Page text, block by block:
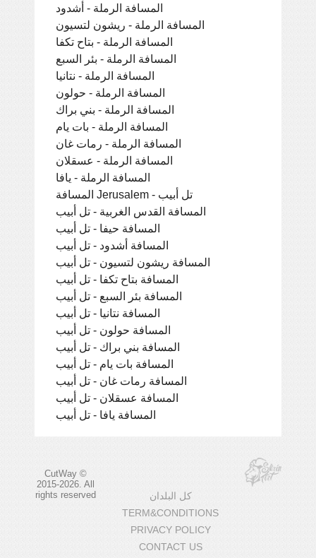
المسافة الرملة - أشدود
المسافة الرملة - ريشون لتسيون
المسافة الرملة - بتاح تكفا
المسافة الرملة - بئر السبع
المسافة الرملة - نتانيا
المسافة الرملة - حولون
المسافة الرملة - بني براك
المسافة الرملة - بات يام
المسافة الرملة - رمات غان
المسافة الرملة - عسقلان
المسافة الرملة - يافا
المسافة Jerusalem - تل أبيب
المسافة القدس الغربية - تل أبيب
المسافة حيفا - تل أبيب
المسافة أشدود - تل أبيب
المسافة ريشون لتسيون - تل أبيب
المسافة بتاح تكفا - تل أبيب
المسافة بئر السبع - تل أبيب
المسافة نتانيا - تل أبيب
المسافة حولون - تل أبيب
المسافة بني براك - تل أبيب
المسافة بات يام - تل أبيب
المسافة رمات غان - تل أبيب
المسافة عسقلان - تل أبيب
المسافة يافا - تل أبيب
CutWay ©
2015-2026. All
rights reserved
كل البلدان
TERM&CONDITIONS
PRIVACY POLICY
CONTACT US